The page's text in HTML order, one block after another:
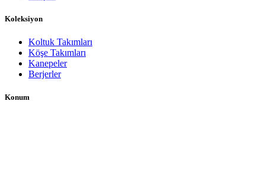
Koleksiyon
Koltuk Takımları
Köşe Takımları
Kanepeler
Berjerler
Konum